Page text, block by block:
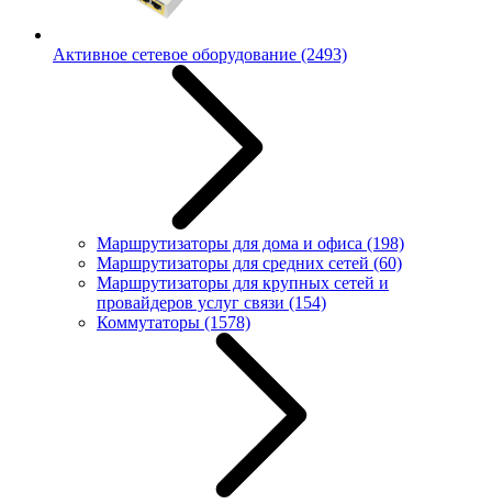
Активное сетевое оборудование (2493)
Маршрутизаторы для дома и офиса (198)
Маршрутизаторы для средних сетей (60)
Маршрутизаторы для крупных сетей и
провайдеров услуг связи (154)
Коммутаторы (1578)